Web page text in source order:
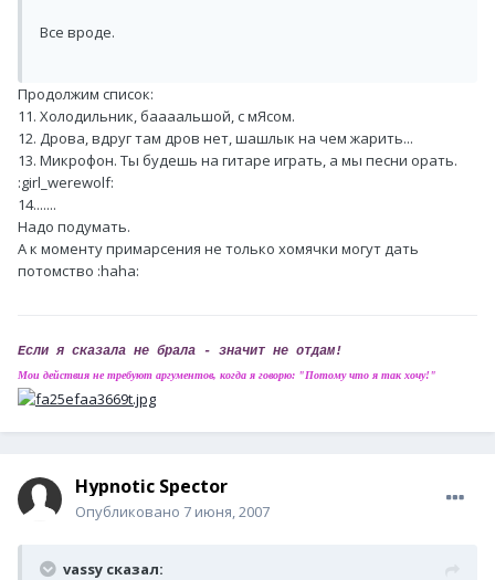
Все вроде.
Продолжим список:
11. Холодильник, баааальшой, с мЯсом.
12. Дрова, вдруг там дров нет, шашлык на чем жарить...
13. Микрофон. Ты будешь на гитаре играть, а мы песни орать.
:girl_werewolf:
14.......
Надо подумать.
А к моменту примарсения не только хомячки могут дать
потомство :haha:
Если я сказала не брала - значит не отдам!
Мои действия не требуют аргументов, когда я говорю: "Потому что я так хочу!"
Hypnotic Spector
Опубликовано 7 июня, 2007
vassy сказал: